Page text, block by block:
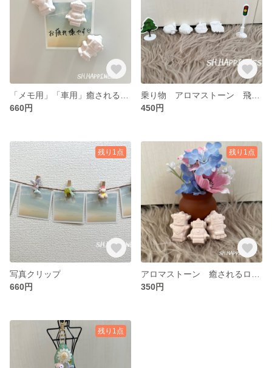
660円
450円
残り1点
写真クリップ
660円
残り1点
350円
残り1点